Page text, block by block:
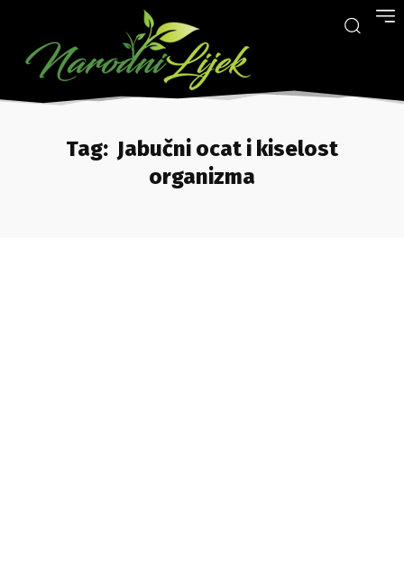
Tag: Jabučni ocat i kiselost
organizma